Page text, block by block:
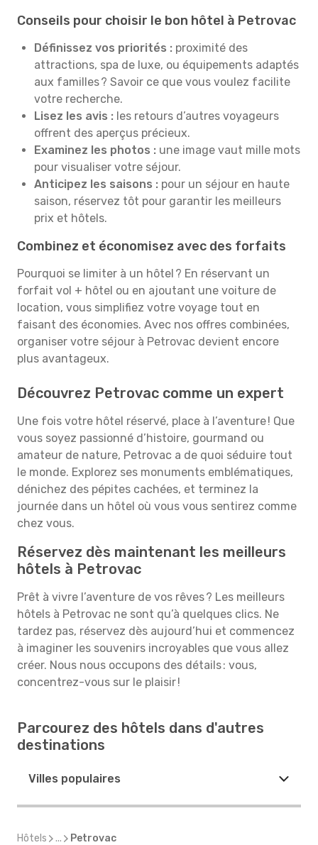
Conseils pour choisir le bon hôtel à Petrovac
Définissez vos priorités : proximité des
attractions, spa de luxe, ou équipements adaptés
aux familles ? Savoir ce que vous voulez facilite
votre recherche.
Lisez les avis : les retours d’autres voyageurs
offrent des aperçus précieux.
Examinez les photos : une image vaut mille mots
pour visualiser votre séjour.
Anticipez les saisons : pour un séjour en haute
saison, réservez tôt pour garantir les meilleurs
prix et hôtels.
Combinez et économisez avec des forfaits
Pourquoi se limiter à un hôtel ? En réservant un
forfait vol + hôtel ou en ajoutant une voiture de
location, vous simplifiez votre voyage tout en
faisant des économies. Avec nos offres combinées,
organiser votre séjour à Petrovac devient encore
plus avantageux.
Découvrez Petrovac comme un expert
Une fois votre hôtel réservé, place à l’aventure ! Que
vous soyez passionné d’histoire, gourmand ou
amateur de nature, Petrovac a de quoi séduire tout
le monde. Explorez ses monuments emblématiques,
dénichez des pépites cachées, et terminez la
journée dans un hôtel où vous vous sentirez comme
chez vous.
Réservez dès maintenant les meilleurs
hôtels à Petrovac
Prêt à vivre l’aventure de vos rêves ? Les meilleurs
hôtels à Petrovac ne sont qu’à quelques clics. Ne
tardez pas, réservez dès aujourd’hui et commencez
à imaginer les souvenirs incroyables que vous allez
créer. Nous nous occupons des détails : vous,
concentrez-vous sur le plaisir !
Parcourez des hôtels dans d'autres
destinations
Villes populaires
Hôtels ... Petrovac